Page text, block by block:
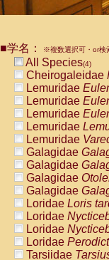
■学名： ※複数選択可・or検
All Species(4)
Cheirogaleidae
Lemuridae
Lemuridae
Lemuridae
Lemuridae
Lemuridae
Galagidae
Galagidae
Galagidae
Galagidae
Loridae Loris
Loridae
Loridae
Loridae
Tarsiidae